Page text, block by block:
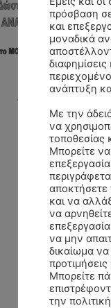
πρόσβαση
και
μοναδικά
ανάπτυξη
Με την
να
Μπορείτε
αποκτήσετε
και να
να
να μην
δικαίωμα
Μπορείτε
την